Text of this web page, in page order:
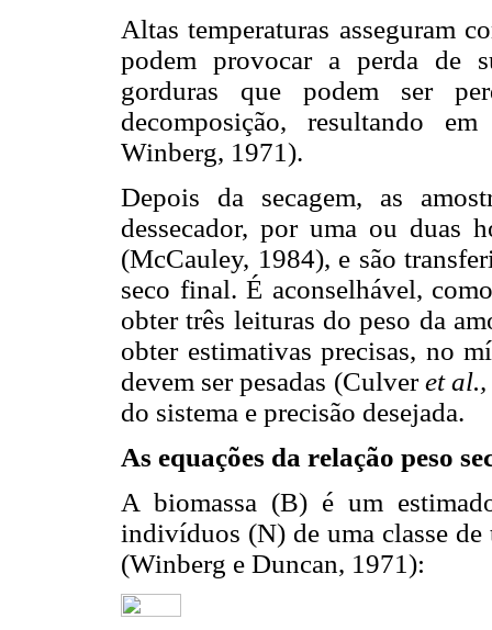
Altas temperaturas asseguram
podem provocar a perda de
gorduras que podem ser
decomposição, resultando
Winberg, 1971).
Depois da secagem, as
dessecador, por uma ou duas
(McCauley, 1984), e são
seco final. É aconselhável,
obter três leituras do peso da
obter estimativas precisas, no
devem ser pesadas (Culveret
do sistema e precisão desejada.
As equações da relação peso
A biomassa (B) é um
indivíduos (N) de uma classe de
(Winberg e Duncan, 1971):